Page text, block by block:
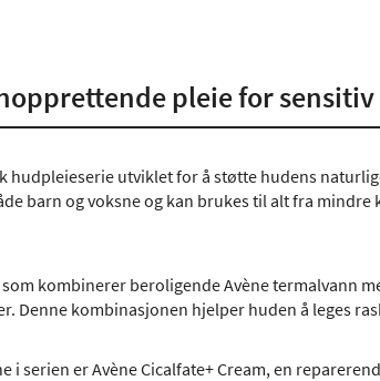
pleie for
hudpleieserie utviklet for å støtte hudens
barn og voksne og kan brukes til alt fra
kombinerer beroligende Avène termalvann
Denne kombinasjonen hjelper huden å leges
serien er Avène Cicalfate+ Cream, en